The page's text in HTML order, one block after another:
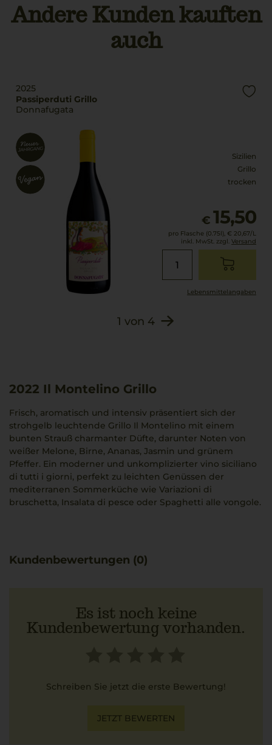
Andere Kunden kauften
auch
2025
Passiperduti Grillo
Donnafugata
Sizilien
Grillo
trocken
€ 15,50
pro Flasche (0.75l), € 20,67/L
inkl. MwSt. zzgl. Versand
Lebensmittel­angaben
1 von 4
2022 Il Montelino Grillo
Frisch, aromatisch und intensiv präsentiert sich der
strohgelb leuchtende Grillo Il Montelino mit einem
bunten Strauß charmanter Düfte, darunter Noten von
weißer Melone, Birne, Ananas, Jasmin und grünem
Pfeffer. Ein moderner und unkomplizierter vino siciliano
di tutti i giorni, perfekt zu leichten Genüssen der
mediterranen Sommerküche wie Variazioni di
bruschetta, Insalata di pesce oder Spaghetti alle vongole.
Kundenbewertungen (0)
Es ist noch keine
Kundenbewertung vorhanden.
Schreiben Sie jetzt die erste Bewertung!
JETZT BEWERTEN